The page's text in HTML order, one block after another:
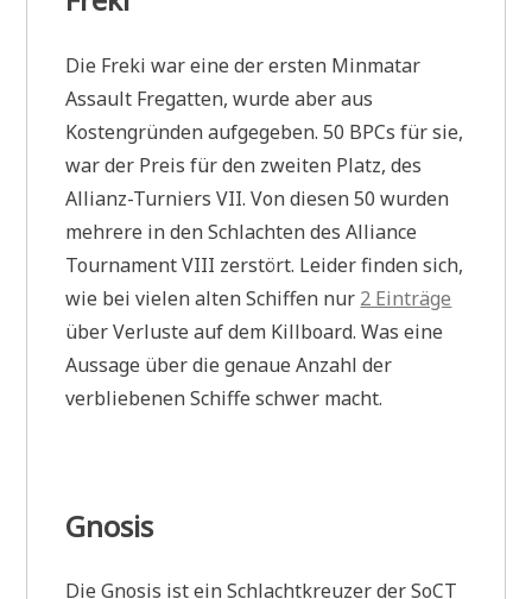
Die Freki war eine der ersten Minmatar
Assault Fregatten, wurde aber aus
Kostengründen aufgegeben. 50 BPCs für sie,
war der Preis für den zweiten Platz, des
Allianz-Turniers VII. Von diesen 50 wurden
mehrere in den Schlachten des Alliance
Tournament VIII zerstört. Leider finden sich,
wie bei vielen alten Schiffen nur 2 Einträge
über Verluste auf dem Killboard. Was eine
Aussage über die genaue Anzahl der
verbliebenen Schiffe schwer macht.
Gnosis
Die Gnosis ist ein Schlachtkreuzer der SoCT